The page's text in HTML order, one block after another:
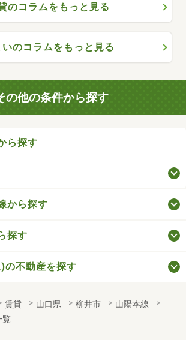
のコラムをもっと見る
いのコラムをもっと見る
の他の条件から探す
ら探す
から探す
探す
の不動産を探す
賃貸 山口県 柳井市
山陽本線
覧